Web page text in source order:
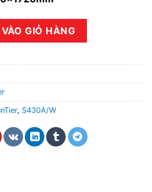
W số lượng
GIỎ HÀNG
, S430A/W